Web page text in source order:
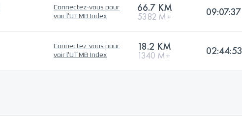
Connectez-vous pour
voir l'UTMB Index
66.7 KM
5382 M+ 09:07:37
Connectez-vous pour
voir l'UTMB Index
18.2 KM
1340 M+ 02:44:53